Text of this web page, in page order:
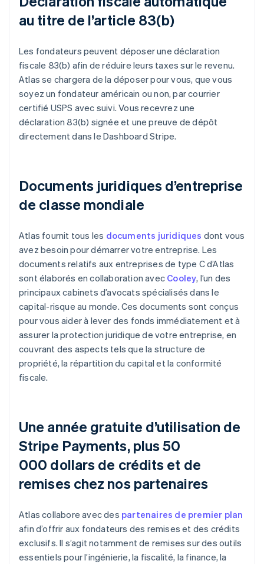
au titre de l’article 83(b)
Les fondateurs peuvent déposer une déclaration
fiscale 83(b) afin de réduire leurs taxes sur le revenu.
Atlas se chargera de la déposer pour vous, que vous
soyez un fondateur américain ou non, par courrier
certifié USPS avec suivi. Vous recevrez une
déclaration 83(b) signée et une preuve de dépôt
directement dans le Dashboard Stripe.
Documents juridiques d’entreprise
de classe mondiale
Atlas fournit tous les documents juridiques dont vous
avez besoin pour démarrer votre entreprise. Les
documents relatifs aux entreprises de type C d’Atlas
sont élaborés en collaboration avec Cooley, l’un des
principaux cabinets d’avocats spécialisés dans le
capital-risque au monde. Ces documents sont conçus
pour vous aider à lever des fonds immédiatement et à
assurer la protection juridique de votre entreprise, en
couvrant des aspects tels que la structure de
propriété, la répartition du capital et la conformité
fiscale.
Une année gratuite d’utilisation de
Stripe Payments, plus 50
000 dollars de crédits et de
remises chez nos partenaires
Atlas collabore avec des partenaires de premier plan
afin d’offrir aux fondateurs des remises et des crédits
exclusifs. Il s’agit notamment de remises sur des outils
essentiels pour l’ingénierie, la fiscalité, la finance, la